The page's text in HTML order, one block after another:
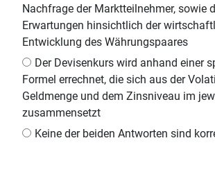
Nachfrage der Marktteilnehmer, sowie
Erwartungen hinsichtlich der
Entwicklung des Währungspaares
Der Devisenkurs wird anhand einer
Formel errechnet, die sich aus der
Geldmenge und dem Zinsniveau im
zusammensetzt
Keine der beiden Antworten sind